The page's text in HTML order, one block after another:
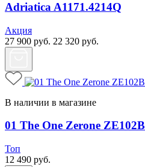
Adriatica A1171.4214Q
Акция
27 900 руб. 22 320 руб.
В наличии в магазине
01 The One Zerone
Топ
12 490 руб.